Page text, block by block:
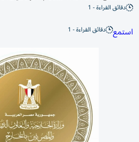
دقائق القراءة - 1
استمع دقائق القراءة - 1